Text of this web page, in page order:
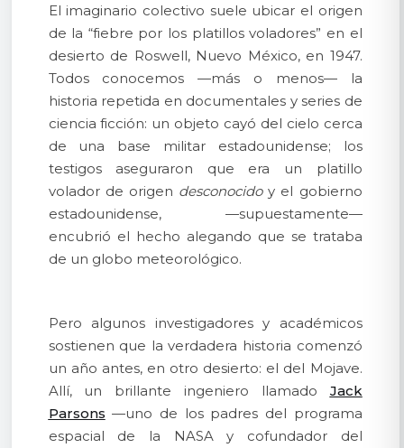
El imaginario colectivo suele ubicar el origen
de la “fiebre por los platillos voladores” en el
desierto de Roswell, Nuevo México, en 1947.
Todos conocemos —más o menos— la
historia repetida en documentales y series de
ciencia ficción: un objeto cayó del cielo cerca
de una base militar estadounidense; los
testigos aseguraron que era un platillo
volador de origen desconocidoy el gobierno
estadounidense, —supuestamente—
encubrió el hecho alegando que se trataba
de un globo meteorológico.
Pero algunos investigadores y académicos
sostienen que la verdadera historia comenzó
un año antes, en otro desierto: el del Mojave.
Allí, un brillante ingeniero llamado Jack
Parsons —uno de los padres del programa
espacial de la NASA y cofundador del